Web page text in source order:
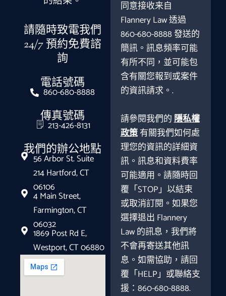
請隨時致電我們
24/7 預約免費諮
詢
電話號碼
860-680-8888
傳真號碼
213-426-8131
我們的辦公地點
56 Arbor St. Suite
214 Hartford, CT
06106
4 Main Street,
Farmington, CT
06032
1869 Post Rd E,
Westport, CT 06880
同意接收来自
Flannery Law 透過
860-680-8888 發送的
簡訊。訊息頻率可能
有所不同，並可能包
含有關您報到或案件
的資訊請求。.
請參閱我們的隱私權
政策有關我們如何處
理您的資訊的詳細資
訊。訊息和資料費率
可能適用。請隨時回
覆「STOP」以結束
或取消訂閱。如果您
選擇退出 Flannery
Law 的訊息，我們將
不會再寄送其他訊
息。如需協助，請回
覆「HELP」或聯絡支
援：860-680-8888.